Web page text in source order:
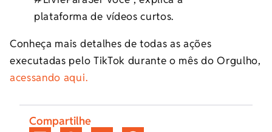
plataforma de vídeos curtos.
Conheça mais detalhes de todas as ações
executadas pelo TikTok durante o mês do Orgulho,
acessando aqui.
Compartilhe